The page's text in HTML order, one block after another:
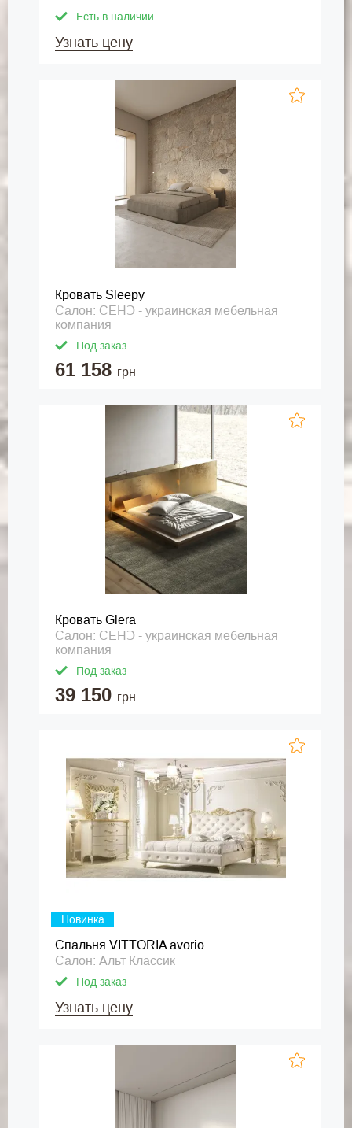
Есть в наличии
Узнать цену
Кровать Sleepy
Салон: СЕНↃ - украинская мебельная
компания
Под заказ
61 158 грн
Кровать Glera
Салон: СЕНↃ - украинская мебельная
компания
Под заказ
39 150 грн
Новинка
Спальня VITTORIA avorio
Салон: Альт Классик
Под заказ
Узнать цену